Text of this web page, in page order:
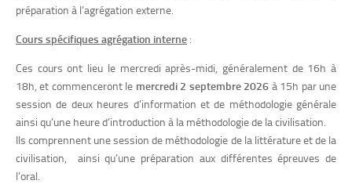
préparation à l’agrégation externe.
Cours spécifiques agrégation interne :
Ces cours ont lieu le mercredi après-midi, généralement de 16h à
18h, et commenceront le mercredi 2 septembre 2026 à 15h par une
session de deux heures d’information et de méthodologie générale
ainsi qu’une heure d’introduction à la méthodologie de la civilisation.
Ils comprennent une session de méthodologie de la littérature et de la
civilisation, ainsi qu’une préparation aux différentes épreuves de
l’oral.